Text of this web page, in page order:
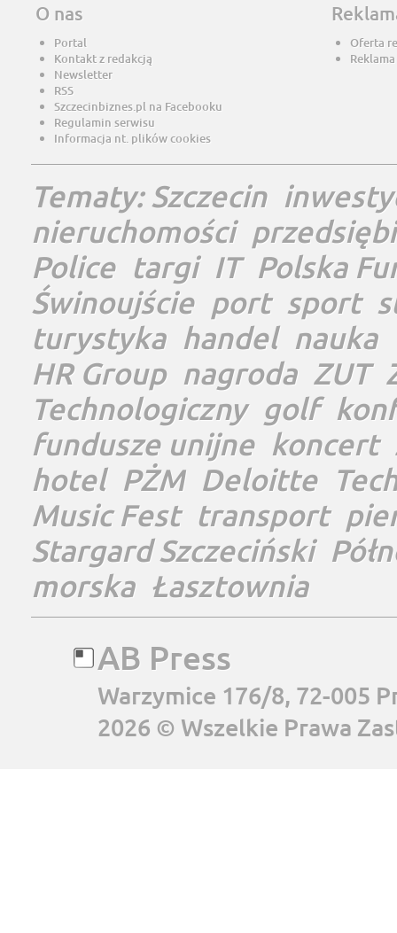
O nas
Portal
Kontakt z redakcją
Newsletter
RSS
Szczecinbiznes.pl na Facebooku
Regulamin serwisu
Informacja nt. plików cookies
Oferta
Tematy:Szczecin
nieruchomości
Police targi IT Polska
Świnoujście port sport
turystyka handel nauka
HR Group nagroda ZUT
Technologiczny golf
fundusze unijne koncert
hotel PŻM Deloitte
Music Fest transport
Stargard Szczeciński
morska Łasztownia
AB Press
Warzymice 176/8, 72-005
2026 © Wszelkie Prawa